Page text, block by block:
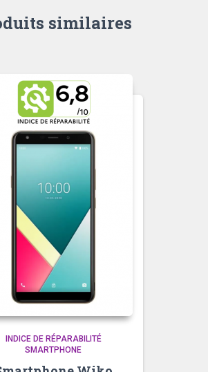
similaires
INDICE DE RÉPARABILITÉ
SMARTPHONE